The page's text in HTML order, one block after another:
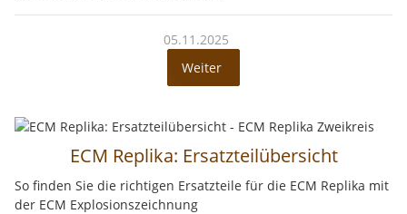
05.11.2025
Weiter
ECM Replika: Ersatzteilübersicht
So finden Sie die richtigen Ersatzteile für die ECM Replika mit
der ECM Explosionszeichnung